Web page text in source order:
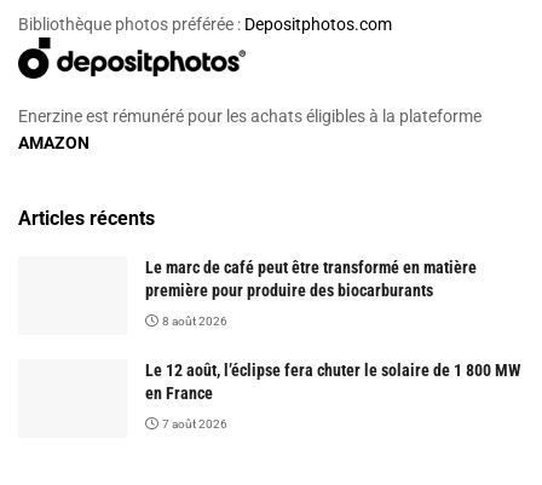
Bibliothèque photos préférée : Depositphotos.com
Enerzine est rémunéré pour les achats éligibles à la plateforme
AMAZON
Articles récents
Le marc de café peut être transformé en matière
première pour produire des biocarburants
8 août 2026
Le 12 août, l’éclipse fera chuter le solaire de 1 800 MW
en France
7 août 2026